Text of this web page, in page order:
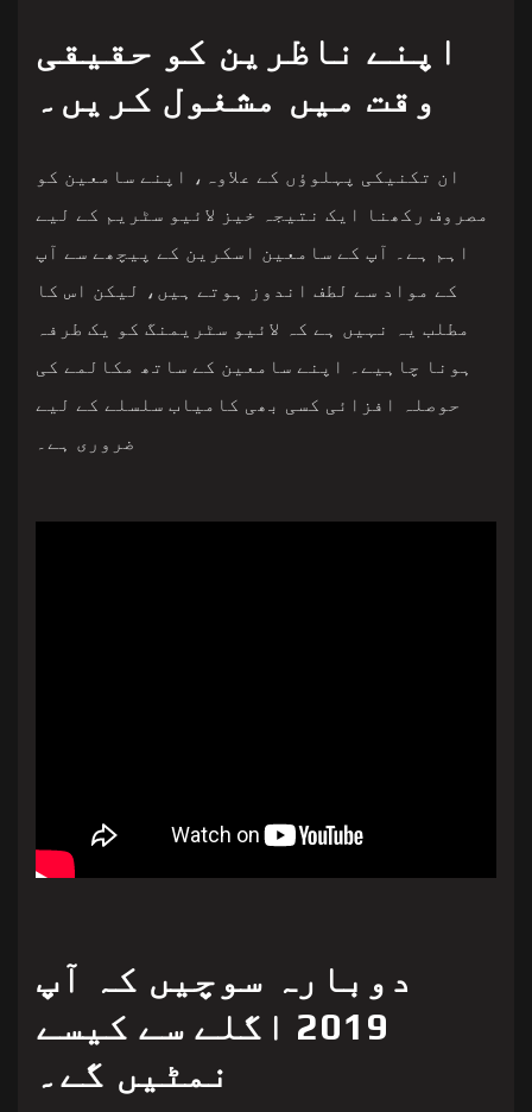
اپنے ناظرین کو حقیقی
وقت میں مشغول کریں۔
ان تکنیکی پہلوؤں کے علاوہ، اپنے سامعین کو
مصروف رکھنا ایک نتیجہ خیز لائیو سٹریم کے لیے
اہم ہے۔ آپ کے سامعین اسکرین کے پیچھے سے آپ
کے مواد سے لطف اندوز ہوتے ہیں، لیکن اس کا
مطلب یہ نہیں ہے کہ لائیو سٹریمنگ کو یک طرفہ
ہونا چاہیے۔ اپنے سامعین کے ساتھ مکالمے کی
حوصلہ افزائی کسی بھی کامیاب سلسلے کے لیے
ضروری ہے۔
دوبارہ سوچیں کہ آپ
2019 اگلے سے کیسے
نمٹیں گے۔